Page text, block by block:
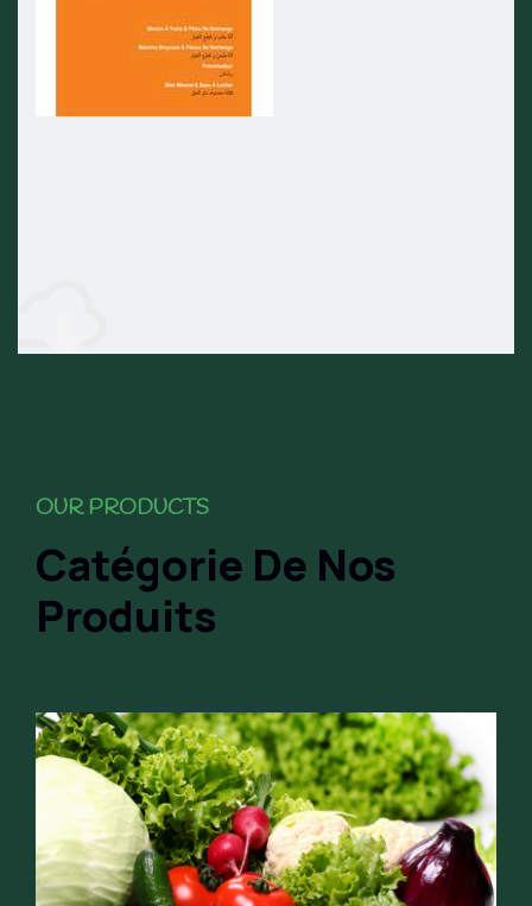
OUR PRODUCTS
Catégorie De Nos
Produits